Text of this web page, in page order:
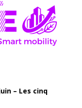
– Les cinq